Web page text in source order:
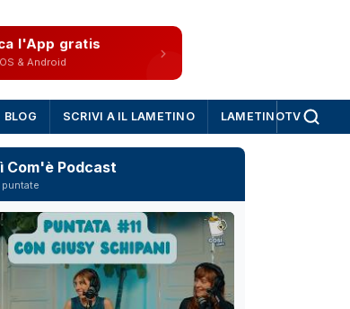
l'App gratis
& Android
BLOG SCRIVI A IL LAMETINO LAMETINOTV
Com'è Podcast
puntate